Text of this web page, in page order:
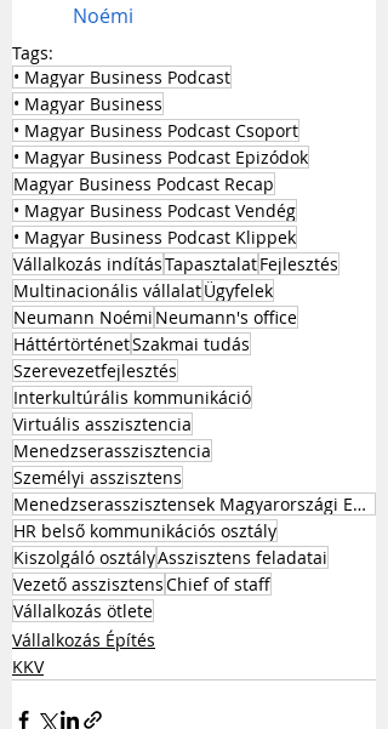
Noémi
Tags:
• Magyar Business Podcast
• Magyar Business
• Magyar Business Podcast Csoport
• Magyar Business Podcast Epizódok
Magyar Business Podcast Recap
• Magyar Business Podcast Vendég
• Magyar Business Podcast Klippek
Vállalkozás indításTapasztalatFejlesztés
Multinacionális vállalatÜgyfelek
Neumann Noémi Neumann's office
HáttértörténetSzakmai tudás
Szerevezetfejlesztés
Interkultúrális kommunikáció
Virtuális asszisztencia
Menedzserasszisztencia
Személyi asszisztens
Menedzserasszisztensek Magyarországi Egyesülete
HR belső kommunikációs osztály
Kiszolgáló osztályAsszisztens feladatai
Vezető asszisztensChief of staff
Vállalkozás ötlete
Vállalkozás Építés
KKV